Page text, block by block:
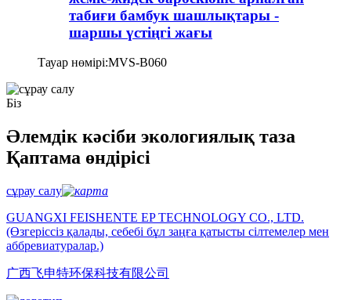
табиғи бамбук шашлықтары -
шаршы үстіңгі жағы
Тауар нөмірі:MVS-B060
Біз
Әлемдік кәсіби экологиялық таза
Қаптама өндірісі
сұрау салу
GUANGXI FEISHENTE EP TECHNOLOGY CO., LTD.
(Өзгеріссіз қалады, себебі бұл заңға қатысты сілтемелер мен
аббревиатуралар.)
广西飞申特环保科技有限公司